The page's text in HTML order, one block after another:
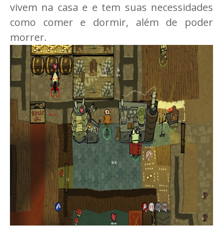
vivem na casa e e tem suas necessidades
como comer e dormir, além de poder
morrer.